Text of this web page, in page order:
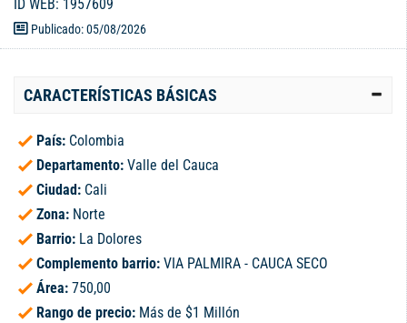
ID WEB: 1957609
Publicado: 05/08/2026
CARACTERÍSTICAS BÁSICAS
País: Colombia
Departamento: Valle del Cauca
Ciudad: Cali
Zona: Norte
Barrio: La Dolores
Complemento barrio: VIA PALMIRA - CAUCA SECO
Área: 750,00
Rango de precio: Más de $1 Millón